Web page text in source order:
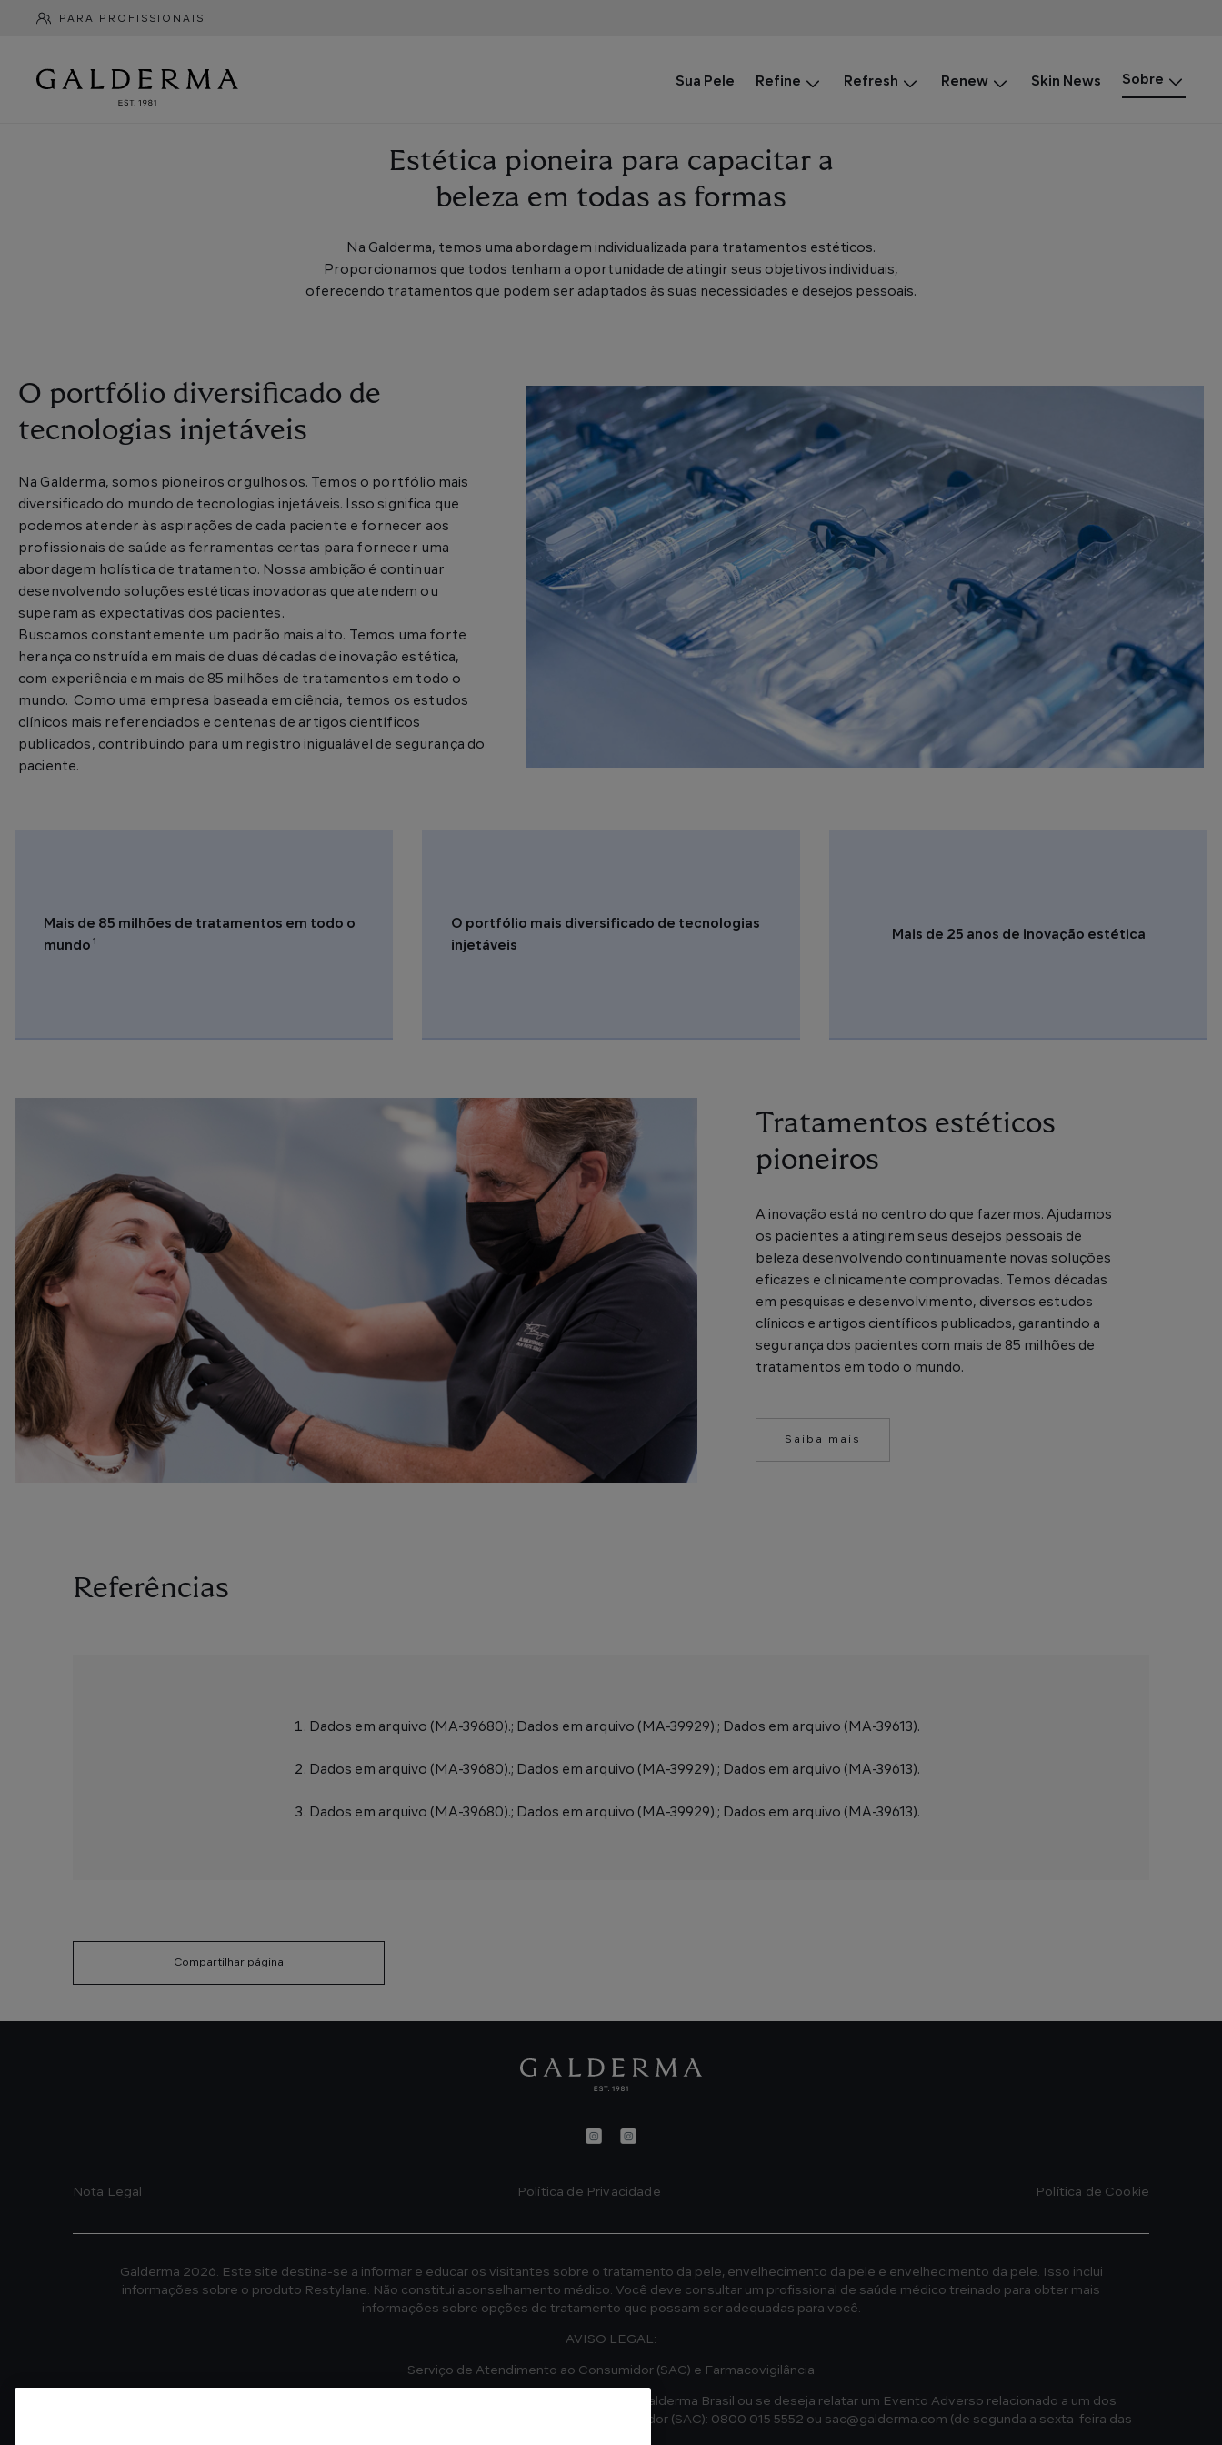
principal
InfoPARA PROFISSIONAIS
Menu
Sua Pele Refine Refresh Renew Skin News Sobre
Estética pioneira para capacitar a
beleza em todas as formas
Na Galderma, temos uma abordagem individualizada para tratamentos estéticos.
Proporcionamos que todos tenham a oportunidade de atingir seus objetivos individuais,
oferecendo tratamentos que podem ser adaptados às suas necessidades e desejos pessoais.
O portfólio diversificado de
tecnologias injetáveis
Na Galderma, somos pioneiros orgulhosos. Temos o portfólio mais
diversificado do mundo de tecnologias injetáveis. Isso significa que
podemos atender às aspirações de cada paciente e fornecer aos
profissionais de saúde as ferramentas certas para fornecer uma
abordagem holística de tratamento. Nossa ambição é continuar
desenvolvendo soluções estéticas inovadoras que atendem ou
superam as expectativas dos pacientes.
Buscamos constantemente um padrão mais alto. Temos uma forte
herança construída em mais de duas décadas de inovação estética,
com experiência em mais de 85 milhões de tratamentos em todo o
mundo. Como uma empresa baseada em ciência, temos os estudos
clínicos mais referenciados e centenas de artigos científicos
publicados, contribuindo para um registro inigualável de segurança do
paciente.
Mais de 85 milhões de tratamentos em todo o
mundo 1
O portfólio mais diversificado de tecnologias
injetáveis
Mais de 25 anos de inovação estética
Tratamentos estéticos
pioneiros
A inovação está no centro do que fazermos. Ajudamos
os pacientes a atingirem seus desejos pessoais de
beleza desenvolvendo continuamente novas soluções
eficazes e clinicamente comprovadas. Temos décadas
em pesquisas e desenvolvimento, diversos estudos
clínicos e artigos científicos publicados, garantindo a
segurança dos pacientes com mais de 85 milhões de
tratamentos em todo o mundo.
Saiba mais
Referências
Dados em arquivo (MA-39680).; Dados em arquivo (MA-39929).; Dados em arquivo (MA-39613).
Dados em arquivo (MA-39680).; Dados em arquivo (MA-39929).; Dados em arquivo (MA-39613).
Dados em arquivo (MA-39680).; Dados em arquivo (MA-39929).; Dados em arquivo (MA-39613).
Compartilhar página
Nota Legal Política de Privacidade Política de Cookie
Galderma 2026. Este site destina-se a informar e educar os visitantes sobre o tratamento da pele, envelhecimento da pele e envelhecimento da pele. Isso inclui
informações sobre o produto Restylane. Não constitui aconselhamento médico. Você deve consultar um profissional de saúde médico treinado para obter mais
informações sobre opções de tratamento que possam ser adequadas para você.
AVISO LEGAL:
Serviço de Atendimento ao Consumidor (SAC) e Farmacovigilância
Para esclarecimento de dúvidas e fornecimento de informações sobre os produtos da Galderma Brasil ou se deseja relatar um Evento Adverso relacionado a um dos
produtos da Galderma Brasil, entre em contato com o Serviço de Atendimento ao Consumidor (SAC): 0800 015 5552 ou sac@galderma.com (de segunda a sexta-feira das